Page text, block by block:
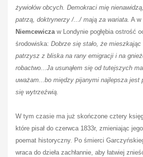
żywiołów obcych. Demokraci mię
patrzą, doktrynerzy /.../ mają za wariata. A w
Niemcewicza w Londynie pogłębia ostrość
środowiska: Dobrze się stało, że
patrzysz z bliska na rany emigracji i na
robactwo...Ja usunąłem się od tutejszych
uważam...bo między pijanymi najlepsza jest
się wytrzeźwią.
W tym czasie ma już skończone cztery
które pisał do czerwca 1833r, zmieniając
poemat historyczny. Po śmierci
wraca do dzieła zachłannie, aby łatwiej